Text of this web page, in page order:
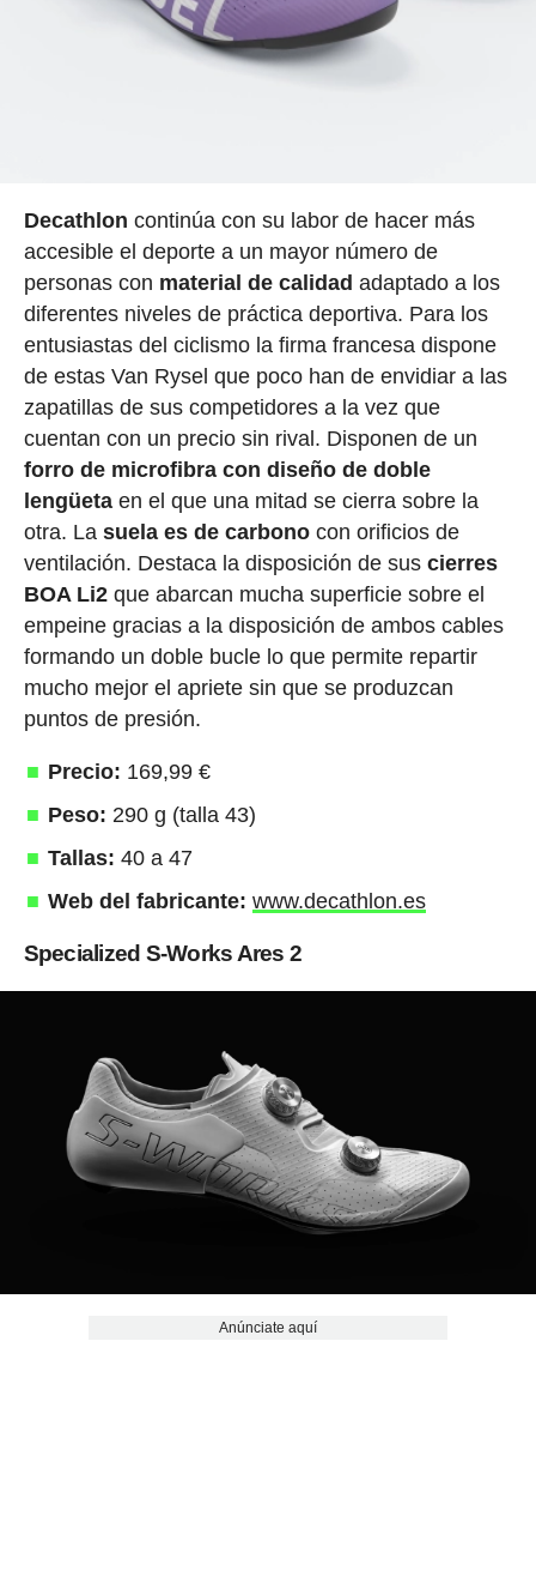
Decathlon continúa con su labor de hacer más
accesible el deporte a un mayor número de
personas con material de calidad adaptado a los
diferentes niveles de práctica deportiva. Para los
entusiastas del ciclismo la firma francesa dispone
de estas Van Rysel que poco han de envidiar a las
zapatillas de sus competidores a la vez que
cuentan con un precio sin rival. Disponen de un
forro de microfibra con diseño de doble
lengüetaen el que una mitad se cierra sobre la
otra. La suela es de carbonocon orificios de
ventilación. Destaca la disposición de sus cierres
BOA Li2que abarcan mucha superficie sobre el
empeine gracias a la disposición de ambos cables
formando un doble bucle lo que permite repartir
mucho mejor el apriete sin que se produzcan
puntos de presión.
Precio: 169,99 €
Peso: 290 g (talla 43)
Tallas: 40 a 47
Web del fabricante: www.decathlon.es
Specialized S-Works Ares 2
Anúnciate aquí